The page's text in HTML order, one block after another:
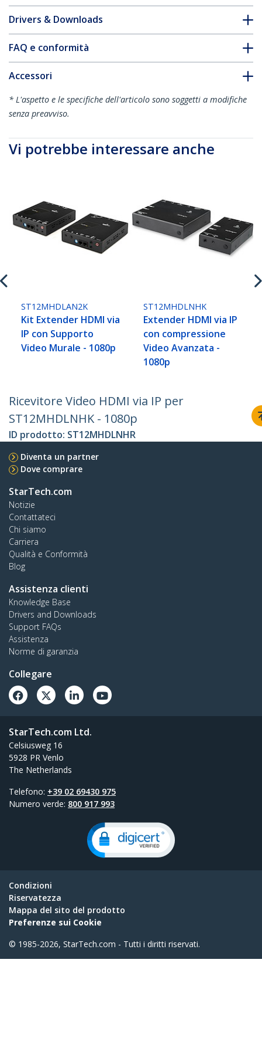
Drivers & Downloads
FAQ e conformità
Accessori
* L'aspetto e le specifiche dell'articolo sono soggetti a modifiche
senza preavviso.
Vi potrebbe interessare anche
ST12MHDLAN2K
Kit Extender HDMI via
IP con Supporto
Video Murale - 1080p
ST12MHDLNHK
Extender HDMI via IP
con compressione
Video Avanzata -
1080p
Ricevitore Video HDMI via IP per
ST12MHDLNHK - 1080p
ID prodotto: ST12MHDLNHR
Diventa un partner
Dove comprare
StarTech.com
Notizie
Contattateci
Chi siamo
Carriera
Qualità e Conformità
Blog
Assistenza clienti
Knowledge Base
Drivers and Downloads
Support FAQs
Assistenza
Norme di garanzia
Collegare
StarTech.com Ltd.
Celsiusweg 16
5928 PR Venlo
The Netherlands
Telefono: +39 02 69430 975
Numero verde: 800 917 993
Condizioni
Riservatezza
Mappa del sito del prodotto
Preferenze sui Cookie
© 1985-2026, StarTech.com - Tutti i diritti riservati.